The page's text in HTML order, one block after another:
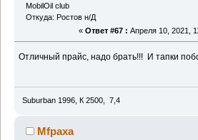
MobilOil club
Откуда: Ростов н/Д
« Ответ #67 : Апреля 10, 2021,
Отличный прайс, надо брать!!! И тапки
Suburban 1996, К 2500, 7,4
Mfpaxa